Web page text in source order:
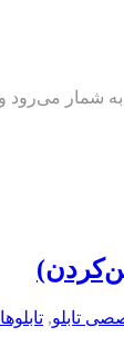
برق به‌
تابلو,